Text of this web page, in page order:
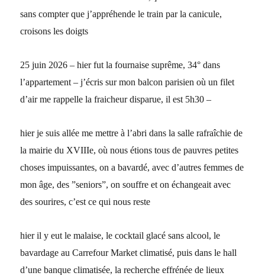
sans compter que j’appréhende le train par la canicule,
croisons les doigts
25 juin 2026 – hier fut la fournaise suprême, 34° dans
l’appartement – j’écris sur mon balcon parisien où un filet
d’air me rappelle la fraicheur disparue, il est 5h30 –
hier je suis allée me mettre à l’abri dans la salle rafraîchie de
la mairie du XVIIIe, où nous étions tous de pauvres petites
choses impuissantes, on a bavardé, avec d’autres femmes de
mon âge, des ”seniors”, on souffre et on échangeait avec
des sourires, c’est ce qui nous reste
hier il y eut le malaise, le cocktail glacé sans alcool, le
bavardage au Carrefour Market climatisé, puis dans le hall
d’une banque climatisée, la recherche effrénée de lieux